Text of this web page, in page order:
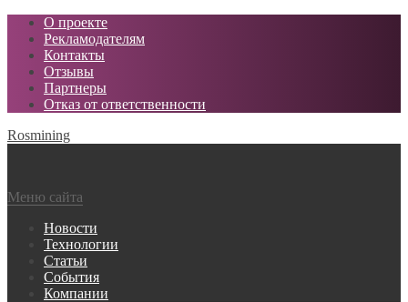
О проекте
Рекламодателям
Контакты
Отзывы
Партнеры
Отказ от ответственности
Rosmining
Меню сайта
Новости
Технологии
Статьи
События
Компании